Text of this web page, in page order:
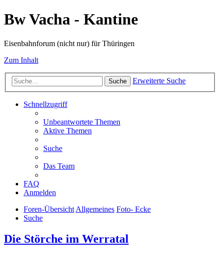
Bw Vacha - Kantine
Eisenbahnforum (nicht nur) für Thüringen
Zum Inhalt
Suche Erweiterte Suche
Schnellzugriff
Unbeantwortete Themen
Aktive Themen
Suche
Das Team
FAQ
Anmelden
Foren-ÜbersichtAllgemeines Foto- Ecke
Suche
Die Störche im Werratal